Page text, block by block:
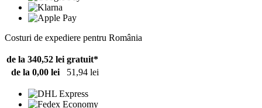
Costuri de expediere pentru România
de la 340,52 lei gratuit*
de la 0,00 lei
51,94 lei